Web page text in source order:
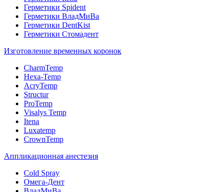
Герметики Spident
Герметики ВладМиВа
Герметики DentKist
Герметики Стомадент
Изготовление временных коронок
CharmTemp
Hexa-Temp
AcryTemp
Structur
ProTemp
Visalys Temp
Itena
Luxatemp
CrownTemp
Аппликационная анестезия
Cold Spray
Омега-Дент